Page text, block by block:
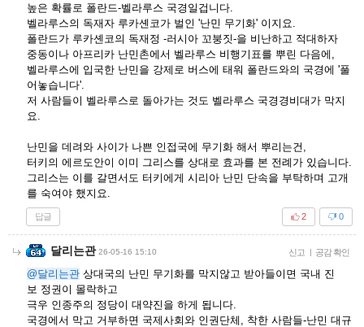
높은 확률로 폴란드-벨라루스 국경일겁니다.
벨라루스의 독재자 루카셴코가 벌인 '난민 무기화' 이지요.
폴란드가 루카셴코의 독재정 -러시아 꼬붕짓-을 비난하고 적대하자
중동이나 아프리카 난민촌에서 벨라루스 비행기표를 뿌린 다음에,
벨라루스에 입국한 난민을 강제로 버스에 태워 폴란드와의 국경에 '풀
어놓습니다'.
저 사람들이 벨라루스로 돌아가는 것도 벨라루스 국경경비대가 막지
요.
난민을 데려와 사이가 나쁜 인접국에 무기화 해서 뿌리는건,
터키의 에르도안이 이미 그리스를 상대로 효과를 본 전례가 있습니다.
그리스는 이를 갈면서도 터키에게 시리아 난민 단속을 부탁하며 고개
를 숙여야 했지요.
답글 0
2
달리는관 26-05-16 15:10 신고 | 공감 확인
@달리는관 상대국의 난민 무기화를 막지않고 받아들이면 국내 진
보 정권이 몰락하고
극우 인종주의 정당이 대약진을 하게 됩니다.
국경에서 막고 거부하면 국제사회와 인권단체, 착한 사람들-난민 대규